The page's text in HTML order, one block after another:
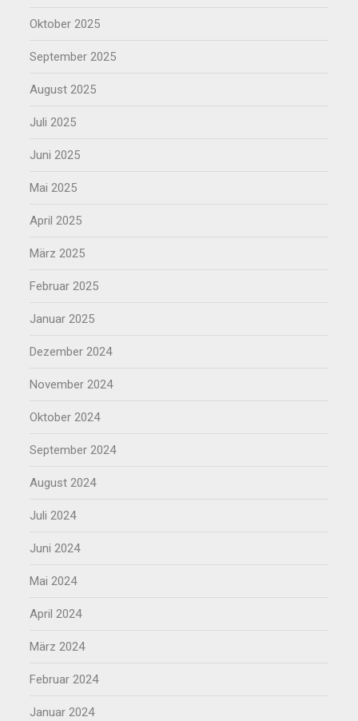
Oktober 2025
September 2025
August 2025
Juli 2025
Juni 2025
Mai 2025
April 2025
März 2025
Februar 2025
Januar 2025
Dezember 2024
November 2024
Oktober 2024
September 2024
August 2024
Juli 2024
Juni 2024
Mai 2024
April 2024
März 2024
Februar 2024
Januar 2024